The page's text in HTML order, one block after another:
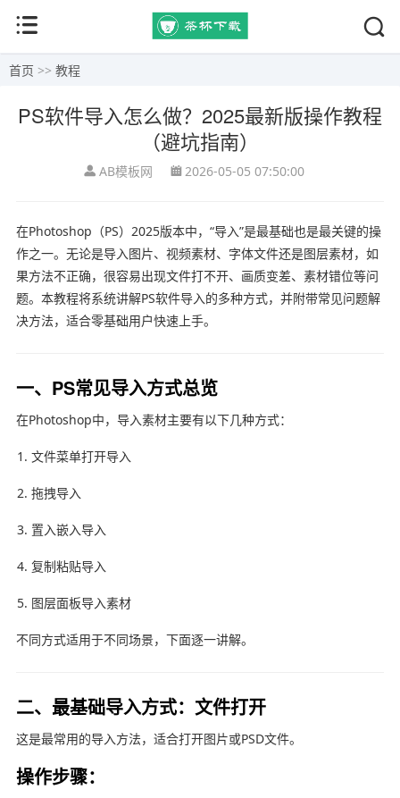
首页 >> 教程
PS软件导入怎么做？2025最新版操作教程
（避坑指南）
AB模板网 2026-05-05 07:50:00
在Photoshop（PS）2025版本中，“导入”是最基础也是最关键的操
作之一。无论是导入图片、视频素材、字体文件还是图层素材，如
果方法不正确，很容易出现文件打不开、画质变差、素材错位等问
题。本教程将系统讲解PS软件导入的多种方式，并附带常见问题解
决方法，适合零基础用户快速上手。
一、PS常见导入方式总览
在Photoshop中，导入素材主要有以下几种方式：
文件菜单打开导入
拖拽导入
置入嵌入导入
复制粘贴导入
图层面板导入素材
不同方式适用于不同场景，下面逐一讲解。
二、最基础导入方式：文件打开
这是最常用的导入方法，适合打开图片或PSD文件。
操作步骤：